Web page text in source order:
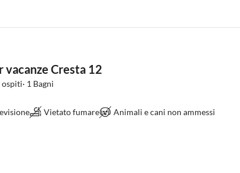
Cresta 12
1 Bagni
Vietato fumare Animali e cani non ammessi